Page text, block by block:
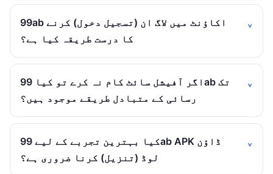
99ab اکاؤنٹ میں لاگ ان (تسجيل دخول) کرنے
کا درست طریقہ کیا ہے؟
اگر آفیشل سائٹ کام نہ کرے تو کیا 99ab تک
رسائی کے متبادل طریقے موجود ہیں؟
کیا بہترین تجربے کے لیے 99ab APK ڈاؤن
لوڈ (تنزيل) کرنا ضروری ہے؟